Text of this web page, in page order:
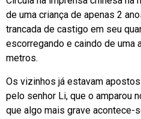
de uma criança de apenas 2
trancada de castigo em seu
escorregando e caindo de uma
metros.
Os vizinhos já estavam
pelo senhor Li, que o amparou
que algo mais grave acontece-